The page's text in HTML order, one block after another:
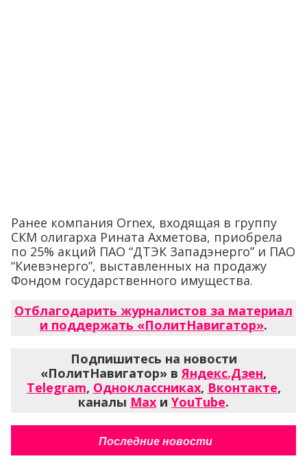
Ранее компания Ornex, входящая в группу
СКМ олигарха Рината Ахметова, приобрела
по 25% акций ПАО “ДТЭК Западэнерго” и ПАО
“Киевэнерго”, выставленных на продажу
Фондом государственного имущества.
Отблагодарить журналистов за материал
и поддержать «ПолитНавигатор».
Подпишитесь на новости
«ПолитНавигатор» вЯндекс.Дзен,
Telegram, Одноклассниках, Вконтакте,
каналы Max и YouTube.
Последние новости